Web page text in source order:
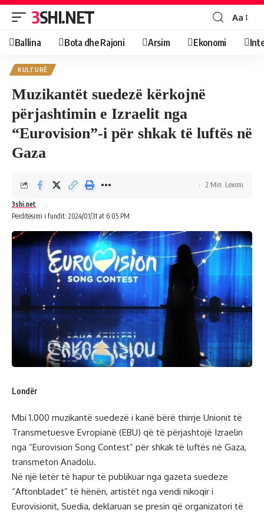
3SHI.NET Aa
Ballina Bota dhe Rajoni Arsim Ekonomi
KULTURË
Muzikantët suedezë kërkojnë
përjashtimin e Izraelit nga
“Eurovision”-i për shkak të luftës në
Gaza
Përditësimi i fundit: 2024/01/31 at 6:05 PM
3shi.net
2 Min. Leximi
Londër
Mbi 1.000 muzikantë suedezë i kanë bërë thirrje Unionit të
Transmetuesve Evropianë (EBU) që të përjashtojë Izraelin
nga “Eurovision Song Contest” për shkak të luftës në Gaza,
transmeton Anadolu.
Në një letër të hapur të publikuar nga gazeta suedeze
“Aftonbladet” të hënën, artistët nga vendi nikoqir i
Eurovisionit, Suedia, deklaruan se presin që organizatori të